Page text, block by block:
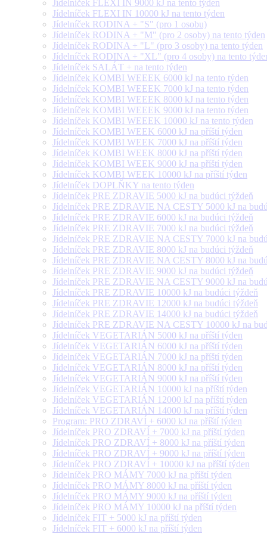
Jídelníček FLEXI IN 9000 kJ na tento týden
Jídelníček FLEXI IN 10000 kJ na tento týden
Jídelníček RODINA + "S" (pro 1 osobu)
Jídelníček RODINA + "M" (pro 2 osoby) na tento týden
Jídelníček RODINA + "L" (pro 3 osoby) na tento týden
Jídelníček RODINA + "XL" (pro 4 osoby) na tento
Jídelníček SALÁT + na tento týden
Jídelníček KOMBI WEEEK 6000 kJ na tento týden
Jídelníček KOMBI WEEEK 7000 kJ na tento týden
Jídelníček KOMBI WEEEK 8000 kJ na tento týden
Jídelníček KOMBI WEEEK 9000 kJ na tento týden
Jídelníček KOMBI WEEEK 10000 kJ na tento týden
Jídelníček KOMBI WEEK 6000 kJ na příští týden
Jídelníček KOMBI WEEK 7000 kJ na příští týden
Jídelníček KOMBI WEEK 8000 kJ na příští týden
Jídelníček KOMBI WEEK 9000 kJ na příští týden
Jídelníček KOMBI WEEK 10000 kJ na příští týden
Jídelníček DOPLŇKY na tento týden
Jídelníček PRE ZDRAVIE 5000 kJ na budúci týždeň
Jídelníček PRE ZDRAVIE NA CESTY 5000 kJ na
Jídelníček PRE ZDRAVIE 6000 kJ na budúci týždeň
Jídelníček PRE ZDRAVIE 7000 kJ na budúci týždeň
Jídelníček PRE ZDRAVIE NA CESTY 7000 kJ na
Jídelníček PRE ZDRAVIE 8000 kJ na budúci týždeň
Jídelníček PRE ZDRAVIE NA CESTY 8000 kJ na
Jídelníček PRE ZDRAVIE 9000 kJ na budúci týždeň
Jídelníček PRE ZDRAVIE NA CESTY 9000 kJ na
Jídelníček PRE ZDRAVIE 10000 kJ na budúci týždeň
Jídelníček PRE ZDRAVIE 12000 kJ na budúci týždeň
Jídelníček PRE ZDRAVIE 14000 kJ na budúci týždeň
Jídelníček PRE ZDRAVIE NA CESTY 10000 kJ na
Jídelníček VEGETARIÁN 5000 kJ na příští týden
Jídelníček VEGETARIÁN 6000 kJ na příští týden
Jídelníček VEGETARIÁN 7000 kJ na příští týden
Jídelníček VEGETARIÁN 8000 kJ na příští týden
Jídelníček VEGETARIÁN 9000 kJ na příští týden
Jídelníček VEGETARIÁN 10000 kJ na příští týden
Jídelníček VEGETARIÁN 12000 kJ na příští týden
Jídelníček VEGETARIÁN 14000 kJ na příští týden
Program: PRO ZDRAVÍ + 6000 kJ na příští týden
Jídelníček PRO ZDRAVÍ + 7000 kJ na příští týden
Jídelníček PRO ZDRAVÍ + 8000 kJ na příští týden
Jídelníček PRO ZDRAVÍ + 9000 kJ na příští týden
Jídelníček PRO ZDRAVÍ + 10000 kJ na příští týden
Jídelníček PRO MÁMY 7000 kJ na příští týden
Jídelníček PRO MÁMY 8000 kJ na příští týden
Jídelníček PRO MÁMY 9000 kJ na příští týden
Jídelníček PRO MÁMY 10000 kJ na příští týden
Jídelníček FIT + 5000 kJ na příští týden
Jídelníček FIT + 6000 kJ na příští týden